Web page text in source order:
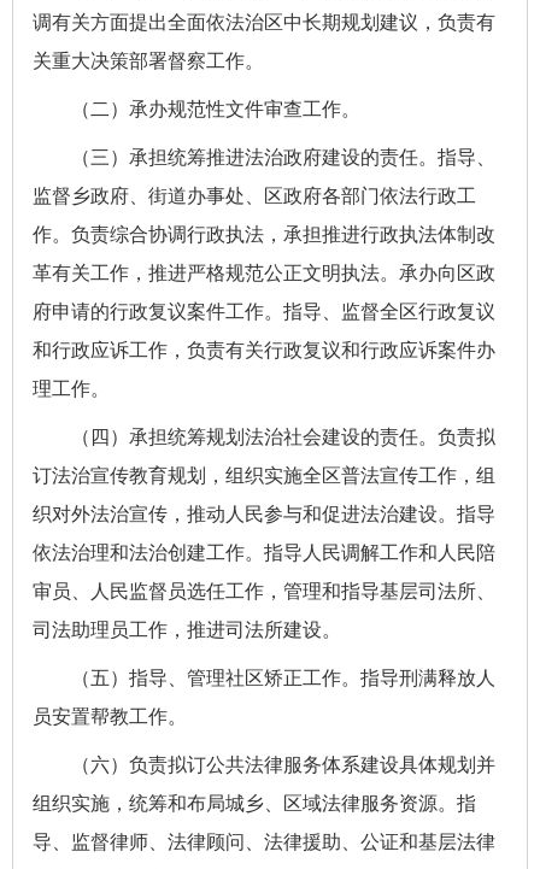
调有关方面提出全面依法治区中长期规划建议，负责有
关重大决策部署督察工作。
（二）承办规范性文件审查工作。
（三）承担统筹推进法治政府建设的责任。指导、
监督乡政府、街道办事处、区政府各部门依法行政工
作。负责综合协调行政执法，承担推进行政执法体制改
革有关工作，推进严格规范公正文明执法。承办向区政
府申请的行政复议案件工作。指导、监督全区行政复议
和行政应诉工作，负责有关行政复议和行政应诉案件办
理工作。
（四）承担统筹规划法治社会建设的责任。负责拟
订法治宣传教育规划，组织实施全区普法宣传工作，组
织对外法治宣传，推动人民参与和促进法治建设。指导
依法治理和法治创建工作。指导人民调解工作和人民陪
审员、人民监督员选任工作，管理和指导基层司法所、
司法助理员工作，推进司法所建设。
（五）指导、管理社区矫正工作。指导刑满释放人
员安置帮教工作。
（六）负责拟订公共法律服务体系建设具体规划并
组织实施，统筹和布局城乡、区域法律服务资源。指
导、监督律师、法律顾问、法律援助、公证和基层法律